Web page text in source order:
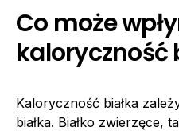
Co może
kaloryczność
Kaloryczność białka
białka. Białko zwierzęce,